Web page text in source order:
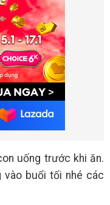
uống trước khi ăn.
vào buổi tối nhé các